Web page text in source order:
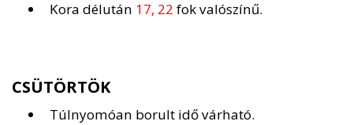
Kora délután 17, 22 fok valószínű.
CSÜTÖRTÖK
Túlnyomóan borult idő várható.